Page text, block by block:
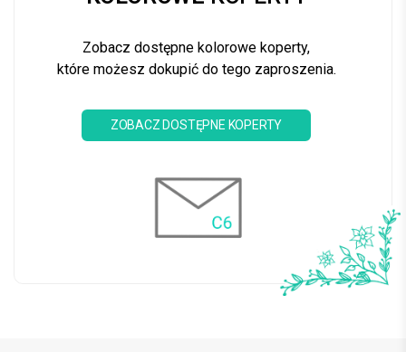
Zobacz dostępne kolorowe koperty,
które możesz dokupić do tego zaproszenia.
ZOBACZ DOSTĘPNE KOPERTY